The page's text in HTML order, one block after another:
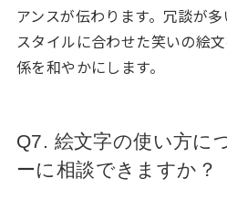
アンスが伝わります。冗談が
スタイルに合わせた笑いの絵
係を和やかにします。
Q7. 絵文字の使い方に
ーに相談できますか？